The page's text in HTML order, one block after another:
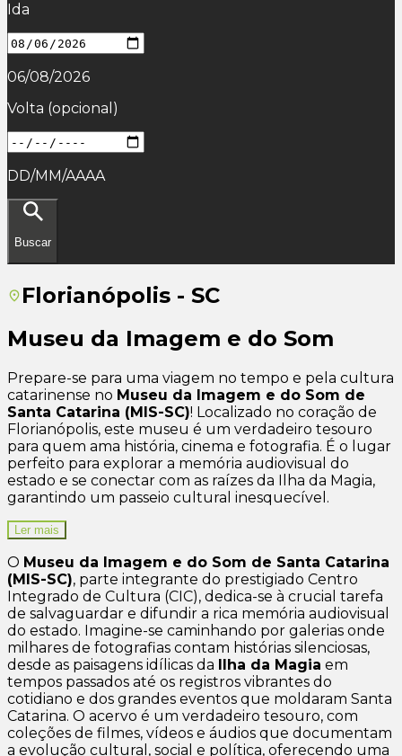
Ida
06/08/2026
Volta (opcional)
DD/MM/AAAA
Buscar
Florianópolis - SC
Museu da Imagem e do Som
Prepare-se para uma viagem no tempo e pela cultura
catarinense no Museu da Imagem e do Som de
Santa Catarina (MIS-SC)! Localizado no coração de
Florianópolis, este museu é um verdadeiro tesouro
para quem ama história, cinema e fotografia. É o lugar
perfeito para explorar a memória audiovisual do
estado e se conectar com as raízes da Ilha da Magia,
garantindo um passeio cultural inesquecível.
Ler mais
O Museu da Imagem e do Som de Santa Catarina
(MIS-SC), parte integrante do prestigiado Centro
Integrado de Cultura (CIC), dedica-se à crucial tarefa
de salvaguardar e difundir a rica memória audiovisual
do estado. Imagine-se caminhando por galerias onde
milhares de fotografias contam histórias silenciosas,
desde as paisagens idílicas da
Ilha da Magia em
tempos passados até os registros vibrantes do
cotidiano e dos grandes eventos que moldaram Santa
Catarina. O acervo é um verdadeiro tesouro, com
coleções de filmes, vídeos e áudios que documentam
a evolução cultural, social e política, oferecendo uma